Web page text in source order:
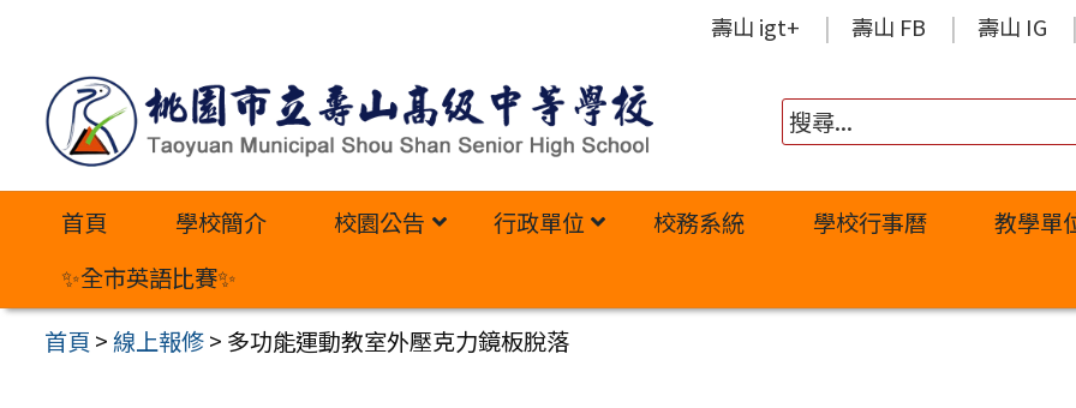
內
壽山 igt+ 壽山 FB 壽山 IG
首頁 學校簡介 校園公告 行政單位 校務系統 學校行事曆
教學單
✨全市英語比賽✨
首頁 >線上報修> 多功能運動教室外壓克力鏡板脫落